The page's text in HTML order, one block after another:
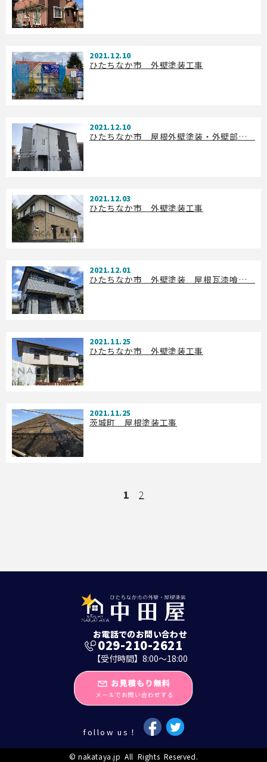
2021.12.10
ひたちなか市 外壁塗装工事
2021.12.10
ひたちなか市 屋根外壁塗装・外壁部分張り替え工事
2021.12.03
ひたちなか市 外壁塗装工事
2021.12.01
ひたちなか市 外壁塗装 屋根瓦漆喰工事
2021.11.25
ひたちなか市 外壁塗装工事
2021.11.25
茨城町 屋根塗装工事
1 2
お電話でのお問い合わせ
029-210-2621
【受付時間】8:00～18:00
follow us！
© nakataya.jp All Rights Reserved.